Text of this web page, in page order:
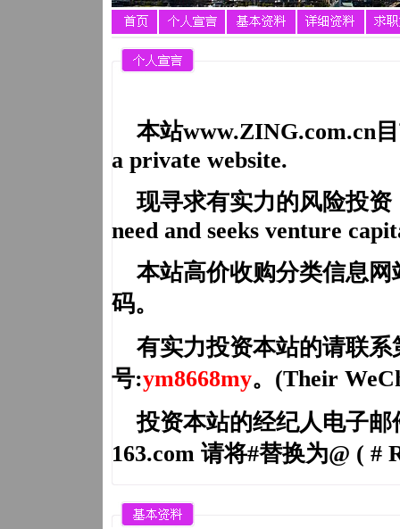
本站www.ZING.com.cn
a private website.
现寻求有实力的风险投资
need and seeks venture
本站高价收购分类信息网
码。
有实力投资本站的请联系
号:ym8668my。(Their
投资本站的经纪人电子邮
163.com 请将#替换为@ ( #